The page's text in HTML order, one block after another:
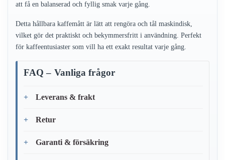
att få en balanserad och fyllig smak varje gång.
Detta hållbara kaffemått är lätt att rengöra och tål maskindisk,
vilket gör det praktiskt och bekymmersfritt i användning. Perfekt
för kaffeentusiaster som vill ha ett exakt resultat varje gång.
FAQ – Vanliga frågor
Leverans & frakt
Retur
Garanti & försäkring